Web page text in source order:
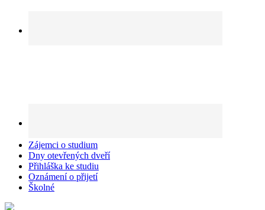
Zájemci o studium
Dny otevřených dveří
Přihláška ke studiu
Oznámení o přijetí
Školné